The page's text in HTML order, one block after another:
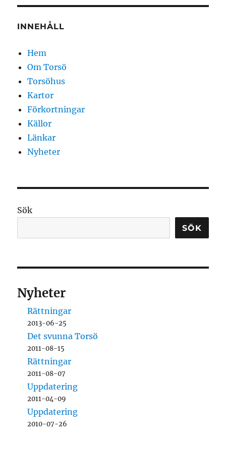
INNEHÅLL
Hem
Om Torsö
Torsöhus
Kartor
Förkortningar
Källor
Länkar
Nyheter
Sök
SÖK
Nyheter
Rättningar
2013-06-25
Det svunna Torsö
2011-08-15
Rättningar
2011-08-07
Uppdatering
2011-04-09
Uppdatering
2010-07-26